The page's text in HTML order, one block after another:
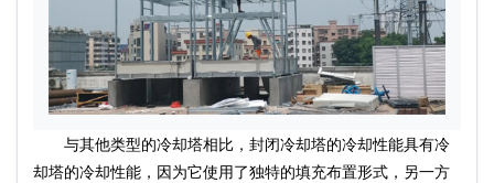
与其他类型的冷却塔相比，封闭冷却塔的冷却性能具有冷
却塔的冷却性能，因为它使用了独特的填充布置形式，另一方